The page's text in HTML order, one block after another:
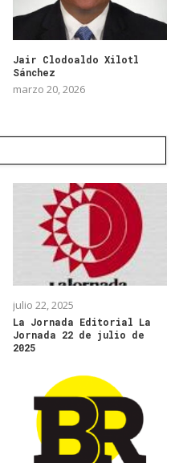
Jair Clodoaldo Xilotl
Sánchez
marzo 20, 2026
julio 22, 2025
La Jornada Editorial La
Jornada 22 de julio de
2025